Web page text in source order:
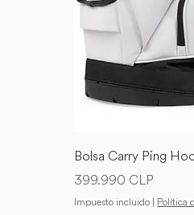
Bolsa Carry Ping
Precio
399.990 CLP
Impuesto incluido | Política